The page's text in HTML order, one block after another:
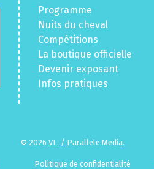
Programme
Nuits du cheval
Compétitions
La boutique officielle
Devenir exposant
Infos pratiques
© 2026 VL. / Parallele Media.
Politique de confidentialité